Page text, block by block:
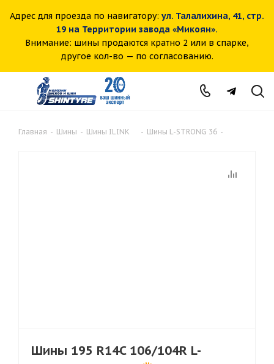
Адрес для проезда по навигатору: ул. Талалихина, 41, стр.
19 на Территории завода «Микоян».
Внимание: шины продаются кратно 2 или в спарке,
другое кол-во — по согласованию.
Главная - Шины - Шины ILINK - Шины L-STRONG 36 -
Шины 195 R14C 106/104R L-